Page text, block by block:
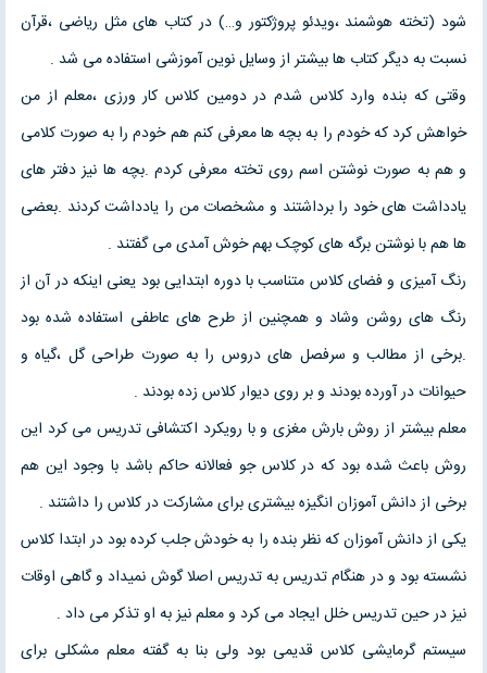
شود (تخته هوشمند ،ویدئو پروژکتور و…) در کتاب های مثل ریاضی ،قرآن
نسبت به دیگر کتاب ها بیشتر از وسایل نوین آموزشی استفاده می شد .
وقتی که بنده وارد کلاس شدم در دومین کلاس کار ورزی ،معلم از من
خواهش کرد که خودم را به بچه ها معرفی کنم هم خودم را به صورت کلامی
و هم به صورت نوشتن اسم روی تخته معرفی کردم .بچه ها نیز دفتر های
یادداشت های خود را برداشتند و مشخصات من را یادداشت کردند .بعضی
ها هم با نوشتن برگه های کوچک بهم خوش آمدی می گفتند .
رنگ آمیزی و فضای کلاس متناسب با دوره ابتدایی بود یعنی اینکه در آن از
رنگ های روشن وشاد و همچنین از طرح های عاطفی استفاده شده بود
.برخی از مطالب و سرفصل های دروس را به صورت طراحی گل ،گیاه و
حیوانات در آورده بودند و بر روی دیوار کلاس زده بودند .
معلم بیشتر از روش بارش مغزی و با رویکرد اکتشافی تدریس می کرد این
روش باعث شده بود که در کلاس جو فعالانه حاکم باشد با وجود این هم
برخی از دانش آموزان انگیزه بیشتری برای مشارکت در کلاس را داشتند .
یکی از دانش آموزان که نظر بنده را به خودش جلب کرده بود در ابتدا کلاس
نشسته بود و در هنگام تدریس به تدریس اصلا گوش نمیداد و گاهی اوقات
نیز در حین تدریس خلل ایجاد می کرد و معلم نیز به او تذکر می داد .
سیستم گرمایشی کلاس قدیمی بود ولی بنا به گفته معلم مشکلی برای